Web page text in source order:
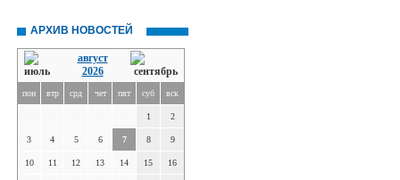
АРХИВ НОВОСТЕЙ
август
2026
пон втр срд чет пят суб вск
1 2
3 4 5 6 7 8 9
10 11 12 13 14 15 16